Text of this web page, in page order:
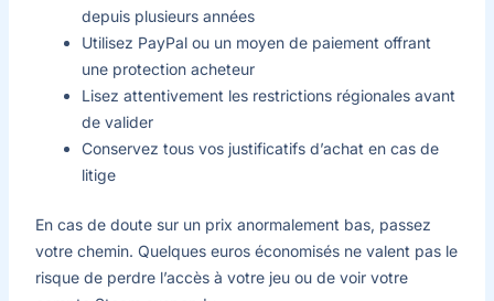
depuis plusieurs années
Utilisez PayPal ou un moyen de paiement offrant
une protection acheteur
Lisez attentivement les restrictions régionales avant
de valider
Conservez tous vos justificatifs d’achat en cas de
litige
En cas de doute sur un prix anormalement bas, passez
votre chemin. Quelques euros économisés ne valent pas le
risque de perdre l’accès à votre jeu ou de voir votre